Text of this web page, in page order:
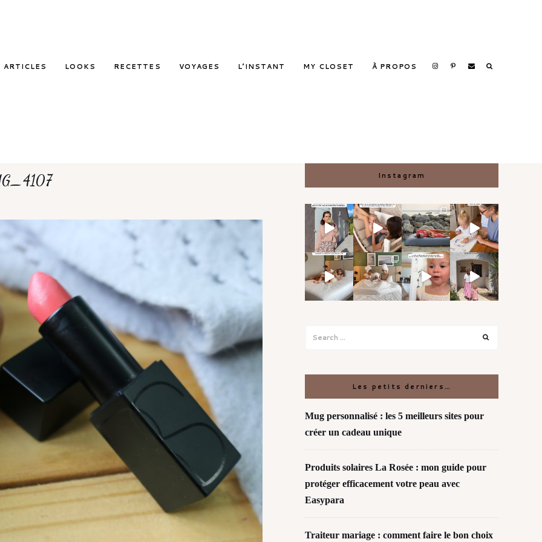
ARTICLES LOOKS RECETTES VOYAGES L’INSTANT MY CLOSET À PROPOS
Instagram
Les petits derniers…
Mug personnalisé : les 5 meilleurs sites pour
créer un cadeau unique
Produits solaires La Rosée : mon guide pour
protéger efficacement votre peau avec
Easypara
Traiteur mariage : comment faire le bon choix